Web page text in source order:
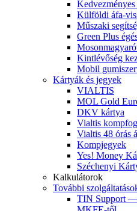
Külföldi áfa-
Műszaki
Green Plus
Kintlévőség
Mobil
Kártyák és jegyek
VIALTIS
MOL Gold
DKV kártya
Vialtis
Vialtis 48 órás
Kompjegyek
Yes! Money
Széchenyi
Kalkulátorok
További
TIN Support —